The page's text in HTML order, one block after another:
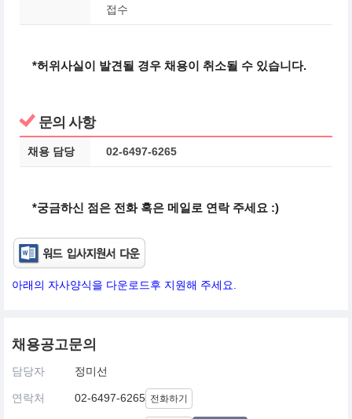
접수
*허위사실이 발견될 경우 채용이 취소될 수 있습니다.
문의 사항
채용 담당 02-6497-6265
*궁금하신 점은 전화 혹은 메일로 연락 주세요 :)
아래의 자사양식을 다운로드후 지원해 주세요.
채용공고문의
담당자 정미선
연락처 02-6497-6265 전화하기